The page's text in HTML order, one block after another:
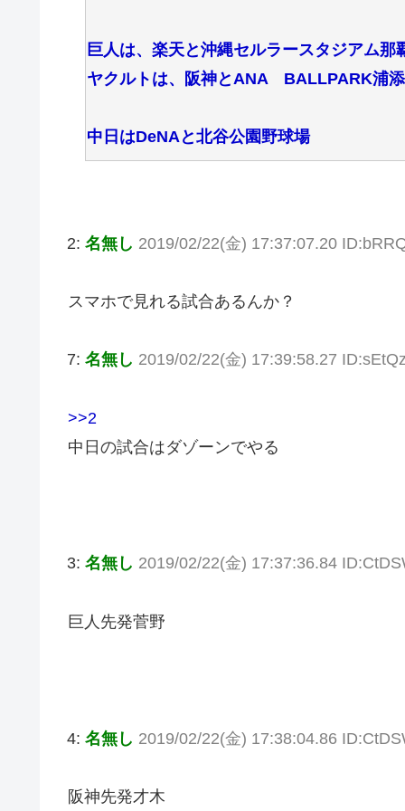
巨人は、楽天と沖縄セルラースタジアム那
ヤクルトは、阪神とANA BALLPARK浦添
中日はDeNAと北谷公園野球場
2: 名無し 2019/02/22(金) 17:37:07.20
スマホで見れる試合あるんか？
7: 名無し 2019/02/22(金) 17:39:58.27
>>2
中日の試合はダゾーンでやる
3: 名無し 2019/02/22(金) 17:37:36.84
巨人先発菅野
4: 名無し 2019/02/22(金) 17:38:04.86
阪神先発才木